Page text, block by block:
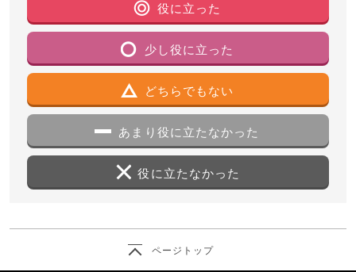
役に立った
少し役に立った
どちらでもない
あまり役に立たなかった
役に立たなかった
ページトップ